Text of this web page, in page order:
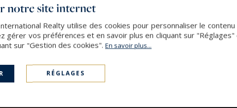
notre site internet
Realty utilise des cookies pour personnaliser le
gérer vos préférences et en savoir plus en cliquant sur
sur "Gestion des cookies". En savoir plus...
RÉGLAGES